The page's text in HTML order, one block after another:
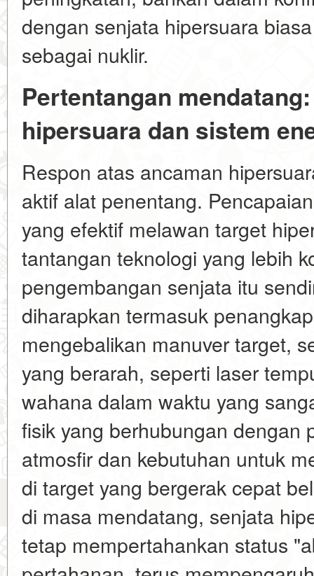
dengan senjata hipersuara
sebagai nuklir.
Pertentangan
hipersuara dan sistem
Respon atas ancaman
aktif alat penentang.
yang efektif melawan target
tantangan teknologi yang lebih
pengembangan senjata itu
diharapkan termasuk
mengebalikan manuver target,
yang berarah, seperti laser
wahana dalam waktu yang
fisik yang berhubungan dengan
atmosfir dan kebutuhan untuk
di target yang bergerak cepat
di masa mendatang, senjata
tetap mempertahankan status